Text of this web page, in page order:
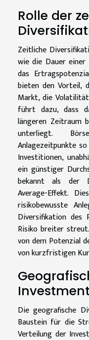
Rolle der
Zeitliche
wie die Dauer
das
bieten den Vorteil,
Markt, die
führt dazu, dass
längeren Zeitraum
unterliegt.
Anlagezeitpunkte
Investitionen,
ein günstiger
bekannt als der
Average-Effekt.
risikobewusste
Diversifikation
Risiko breiter
von dem Potenzial
von kurzfristigen
Die geografische
Baustein für die
Verteilung der